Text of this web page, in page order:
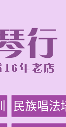
民族唱法